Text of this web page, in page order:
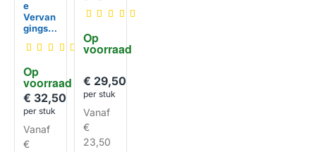
Op
voorraad
e
Vervan
gingss
geschi
Samsu
ng
DA29-
00003
F +
DA02-
00060
€ 32,50
per stuk
Vanaf
€
HUISMERK
Op
voorraad
geschi
Whirlp
ool
AF002
€ 29,50
per stuk
Vanaf
€
23,50